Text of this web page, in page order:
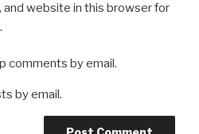
and website in this browser for
comments by email.
by email.